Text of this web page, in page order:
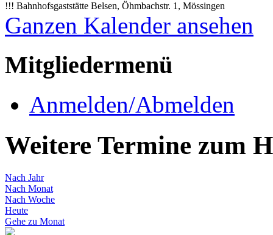
!!! Bahnhofsgaststätte Belsen, Öhmbachstr. 1, Mössingen
Ganzen Kalender ansehen
Mitgliedermenü
Anmelden/Abmelden
Weitere Termine zum
Nach Jahr
Nach Monat
Nach Woche
Heute
Gehe zu Monat